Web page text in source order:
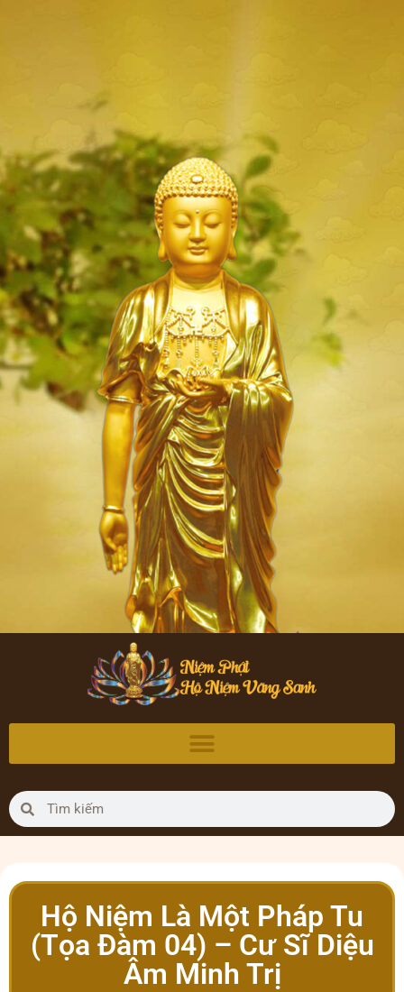
Hộ Niệm Là Một Pháp Tu
(Tọa Đàm 04) – Cư Sĩ Diệu
Âm Minh Trị